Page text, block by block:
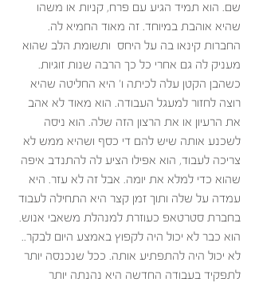
שם. הוא תמיד הגיע עם פרח, קניות או משהו
שהיא אוהבת במיוחד. זה מאוד החמיא לה.
החברות קינאו בה על היחס  ותשומת הלב שהוא
מעניק לה גם אחרי כל כך הרבה שנות זוגיות.
כשהבן הקטן עלה לכיתה ו' היא החליטה שהיא
רוצה לחזור למעגל העבודה. הוא מאוד לא אהב
את הרעיון או את הרצון הזה שלה. הוא ניסה
לשכנע אותה שיש להם די כסף ושהיא ממש לא
צריכה לעבוד, הוא אפילו הציע לה להתנדב איפה
שהוא כדי למלא את יומה. אבל זה לא עזר. היא
עמדה על שלה ותוך זמן קצר היא התחילה לעבוד
בחברת סטרטאפ כעוזרת למנהלת משאבי אנוש.
הוא כבר לא יכול היה לקפוץ באמצע היום לבקר..
לא יכול היה להתפתיע אותה. ככל שנכנסה יותר
לתפקיד בעבודה החדשה היא נהנתה יותר